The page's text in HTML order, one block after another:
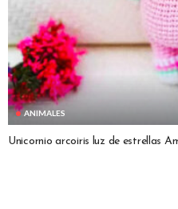
ANIMALES
Unicornio arcoiris luz de estrellas